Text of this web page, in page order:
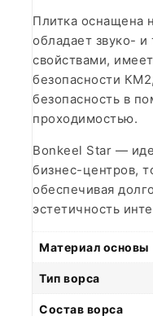
Плитка оснащена
обладает звуко-
свойствами,
безопасности
безопасность в
проходимостью.
Bonkeel Star —
бизнес-центров,
обеспечивая
эстетичность
Материал основы
Тип ворса
Состав ворса